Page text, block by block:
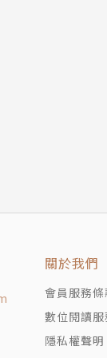
關於我們
會員服務條
數位閱讀服
隱私權聲明